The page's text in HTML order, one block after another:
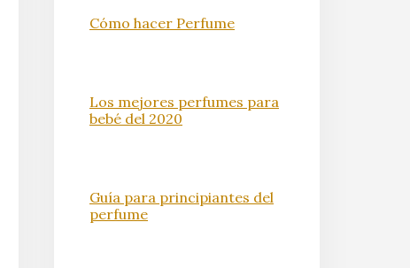
Cómo hacer Perfume
Los mejores perfumes para
bebé del 2020
Guía para principiantes del
perfume